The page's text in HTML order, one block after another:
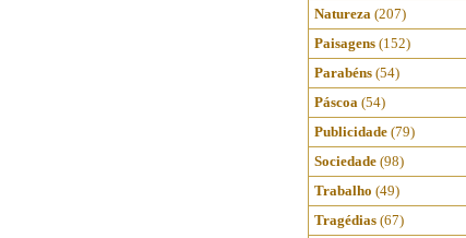
Natureza (207)
Paisagens (152)
Parabéns (54)
Páscoa (54)
Publicidade (79)
Sociedade (98)
Trabalho (49)
Tragédias (67)